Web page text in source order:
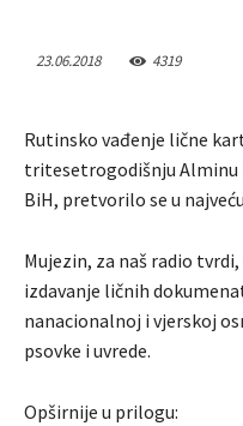
23.06.2018 4319
Rutinsko vađenje lične
tritesetrogodišnju Alminu
BiH, pretvorilo se u
Mujezin, za naš radio
izdavanje ličnih
nanacionalnoj i vjerskoj
psovke i uvrede.
Opširnije u prilogu: